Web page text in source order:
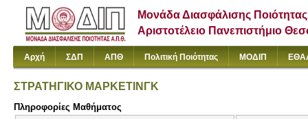
Μονάδα Διασφάλισης Ποιότητας
Αριστοτέλειο Πανεπιστήμιο
Αρχή ΣΔΠ ΑΠΘ Πολιτική Ποιότητας ΜΟΔΙΠ
ΣΤΡΑΤΗΓΙΚΟ ΜΑΡΚΕΤΙΝΓΚ
Πληροφορίες Μαθήματος